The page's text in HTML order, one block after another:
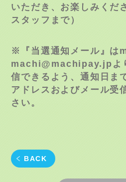
いただき、お楽しみくだ
スタッフまで）
※『当選通知メール』は
machi@machipay.jpよ
信できるよう、通知日ま
アドレスおよびメール受
さい。
BACK